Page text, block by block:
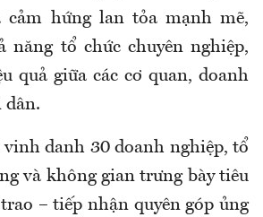
cảm hứng lan tỏa mạnh mẽ,
năng tổ chức chuyên nghiệp,
quả giữa các cơ quan, doanh
dân.
vinh danh 30 doanh nghiệp, tổ
và không gian trưng bày tiêu
– tiếp nhận quyên góp ủng